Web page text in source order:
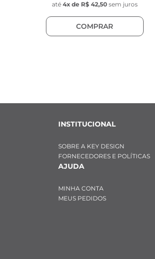
até 4x de R$ 42,50 sem juros
COMPRAR
INSTITUCIONAL
SOBRE A KEY DESIGN
FORNECEDORES E POLÍTICAS
AJUDA
MINHA CONTA
MEUS PEDIDOS